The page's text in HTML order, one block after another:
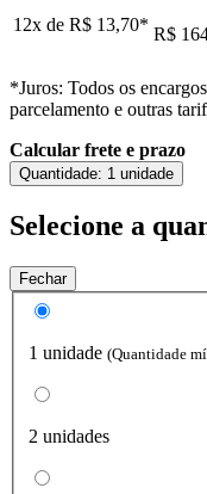
12x de R$ 13,70* R$
*Juros: Todos os
parcelamento e outras
Calcular frete e prazo
Quantidade: 1 unidade
Selecione a
Fechar
1 unidade (Quantidade
2 unidades